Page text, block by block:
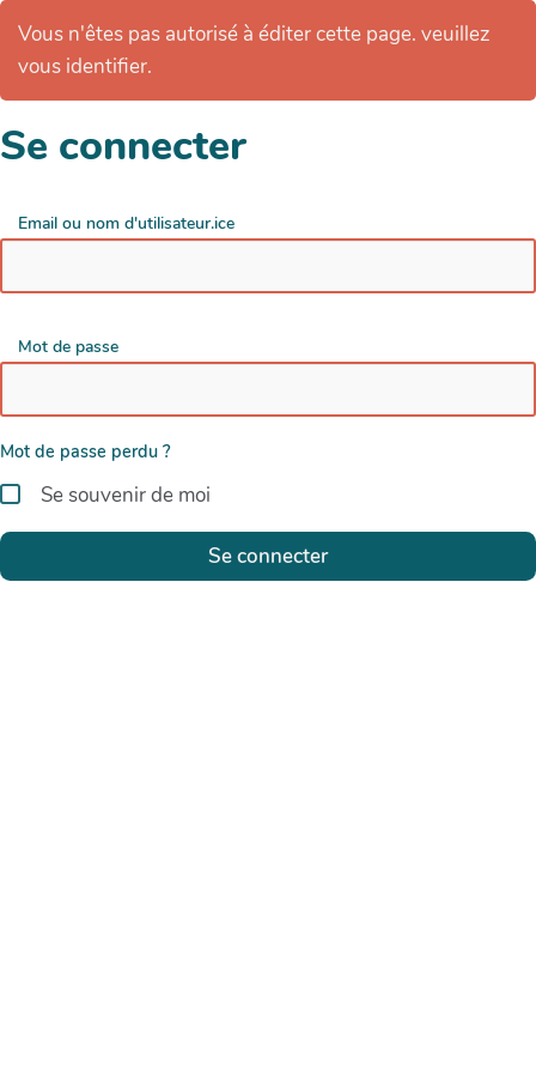
Vous n'êtes pas autorisé à éditer cette page. veuillez
vous identifier.
Se connecter
Email ou nom d'utilisateur.ice
Mot de passe
Mot de passe perdu ?
Se souvenir de moi
Se connecter